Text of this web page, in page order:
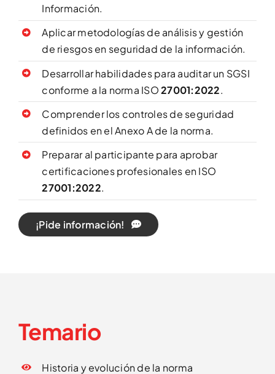
Información.
Aplicar metodologías de análisis y gestión
de riesgos en seguridad de la información.
Desarrollar habilidades para auditar un SGSI
conforme a la norma ISO27001:2022.
Comprender los controles de seguridad
definidos en el Anexo A de la norma.
Preparar al participante para aprobar
certificaciones profesionales en ISO
27001:2022.
¡Pide información!
Temario
Historia y evolución de la norma